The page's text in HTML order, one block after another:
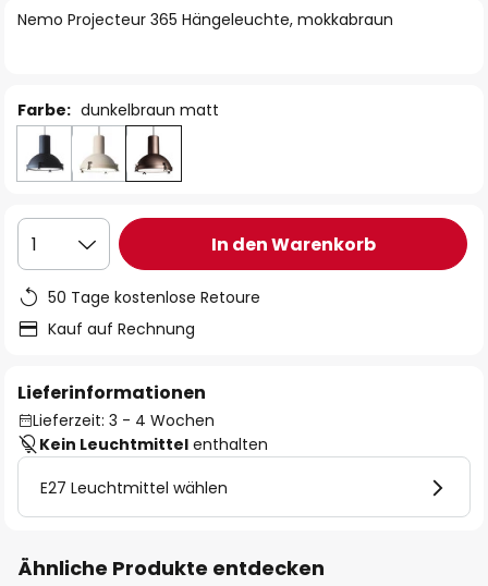
springen
Nemo Projecteur 365 Hängeleuchte, mokkabraun
Farbe: dunkelbraun matt
1 In den Warenkorb
50 Tage kostenlose Retoure
Kauf auf Rechnung
Lieferinformationen
Lieferzeit: 3 - 4 Wochen
Kein Leuchtmittel enthalten
E27 Leuchtmittel wählen
Ähnliche Produkte entdecken